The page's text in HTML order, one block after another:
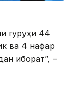
гуруҳи 44
ва 4 нафар
иборат”, –